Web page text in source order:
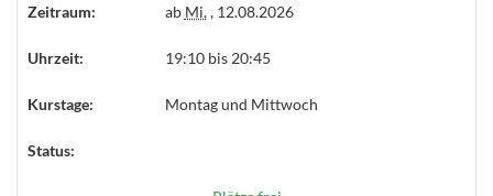
Zeitraum: ab Mi., 12.08.2026
Uhrzeit: 19:10 bis 20:45
Kurstage: Montag und Mittwoch
Status: